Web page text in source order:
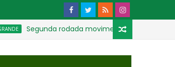
Segunda rodada movimenta Chã-grandense de